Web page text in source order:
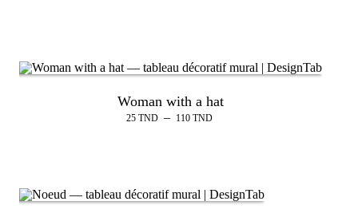
Woman with a hat
25 TND – 110 TND